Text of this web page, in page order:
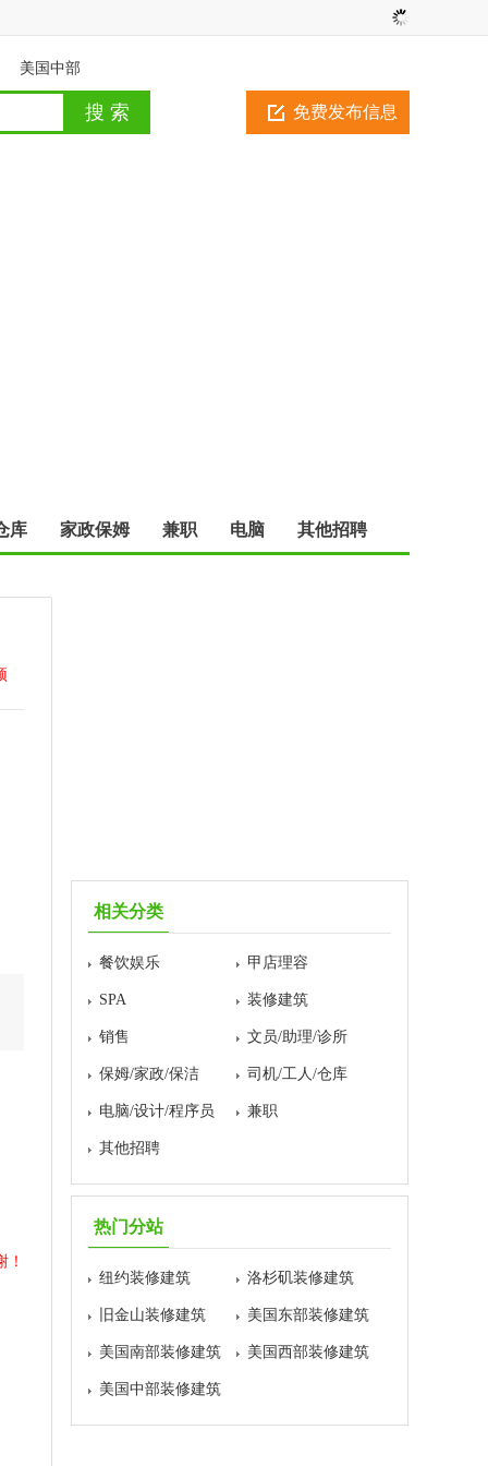
免费发布信息
美国中部
库 家政保姆 兼职 电脑 其他招聘
！
相关分类
餐饮娱乐 甲店理容
SPA 装修建筑
销售 文员/助理/诊所
保姆/家政/保洁 司机/工人/仓库
电脑/设计/程序员 兼职
其他招聘
热门分站
纽约装修建筑 洛杉矶装修建筑
旧金山装修建筑 美国东部装修建筑
美国南部装修建筑 美国西部装修建筑
美国中部装修建筑